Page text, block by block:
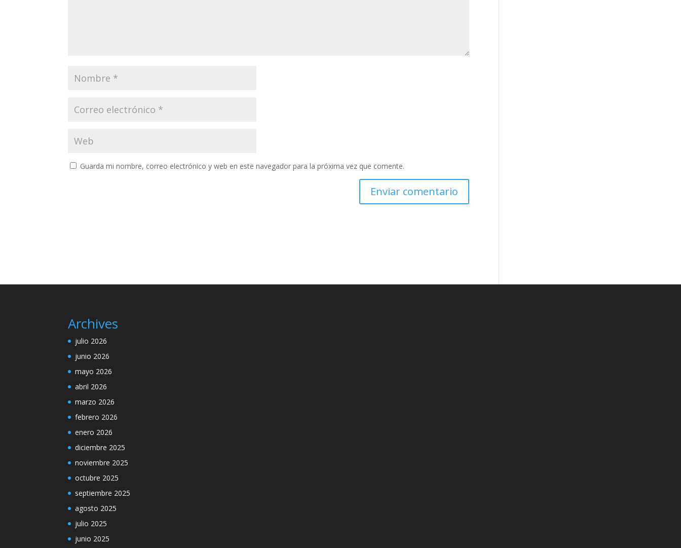
Guarda mi nombre, correo electrónico y web en este navegador para la próxima vez que comente.
Archives
julio 2026
junio 2026
mayo 2026
abril 2026
marzo 2026
febrero 2026
enero 2026
diciembre 2025
noviembre 2025
octubre 2025
septiembre 2025
agosto 2025
julio 2025
junio 2025